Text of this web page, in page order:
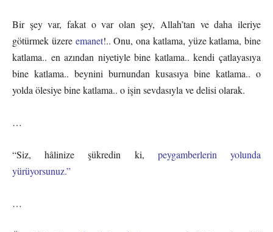
Bir şey var, fakat o var olan şey, Allah’tan ve daha ileriye
götürmek üzere emanet!.. Onu, ona katlama, yüze katlama, bine
katlama.. en azından niyetiyle bine katlama.. kendi çatlayasıya
bine katlama.. beynini burnundan kusasıya bine katlama.. o
yolda ölesiye bine katlama.. o işin sevdasıyla ve delisi olarak.
…
“Siz, hâlinize şükredin ki, peygamberlerin yolunda
yürüyorsunuz.”
…